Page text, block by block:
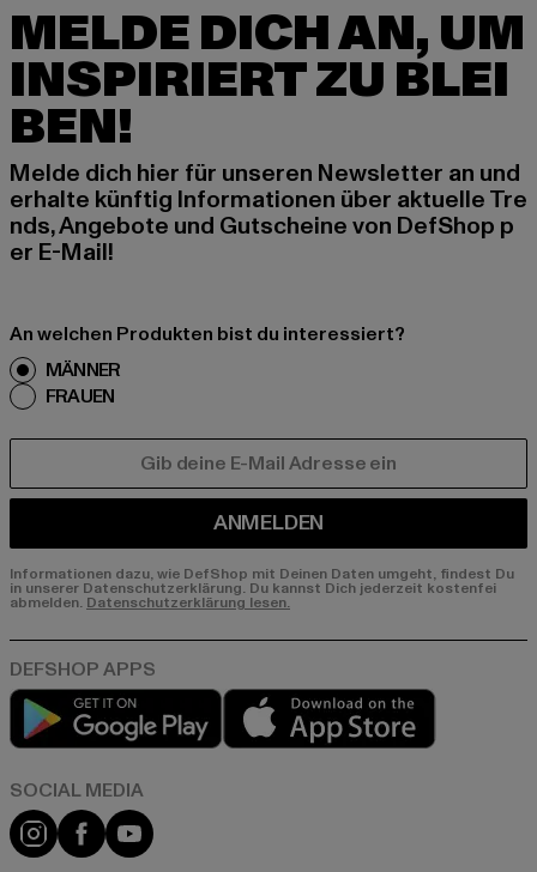
MELDE DICH AN, UM
INSPIRIERT ZU BLEI
BEN!
Melde dich hier für unseren Newsletter an und
erhalte künftig Informationen über aktuelle Tre
nds, Angebote und Gutscheine von DefShop p
er E-Mail!
An welchen Produkten bist du interessiert?
MÄNNER
FRAUEN
ANMELDEN
Informationen dazu, wie DefShop mit Deinen Daten umgeht, findest Du
in unserer Datenschutzerklärung. Du kannst Dich jederzeit kostenfei
abmelden. Datenschutzerklärung lesen.
Play market
Instagram
FacebookYouTube